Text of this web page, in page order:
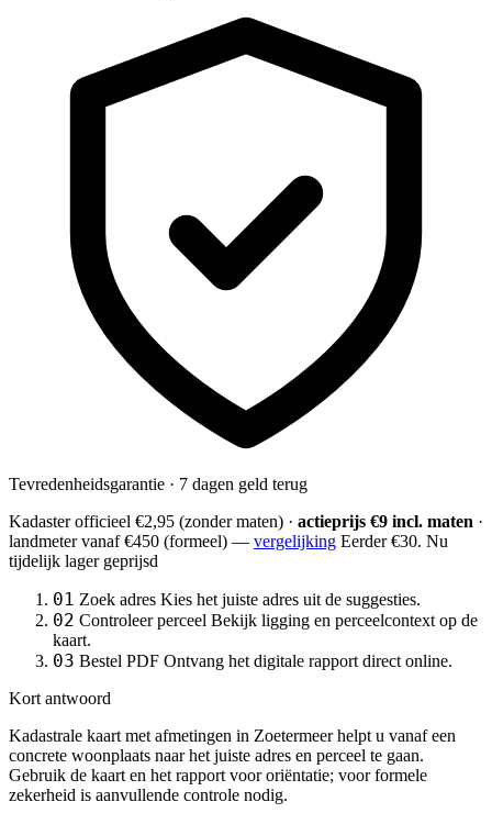
Tevredenheidsgarantie · 7 dagen geld terug
Kadaster officieel €2,95 (zonder maten) · actieprijs €9 incl. maten ·
landmetervanaf €450 (formeel) — vergelijking Eerder €30. Nu
tijdelijk lager geprijsd
01 Zoek adres Kies het juiste adres uit de suggesties.
02 Controleer perceel Bekijk ligging en perceelcontext op de
kaart.
03 Bestel PDF Ontvang het digitale rapport direct online.
Kort antwoord
Kadastrale kaart met afmetingen in Zoetermeer helpt u vanaf een
concrete woonplaats naar het juiste adres en perceel te gaan.
Gebruik de kaart en het rapport voor oriëntatie; voor formele
zekerheid is aanvullende controle nodig.